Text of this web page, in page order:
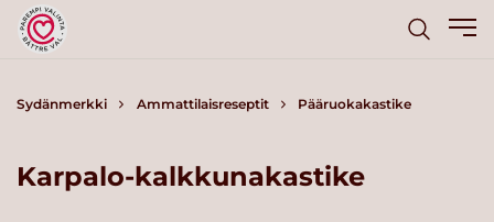
Sydänmerkki Ammattilaisreseptit Pääruokakastike
Karpalo-kalkkunakastike